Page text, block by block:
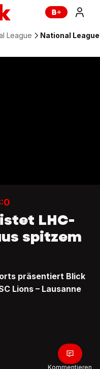
League National
LHC-
spitzem
präsentiert Blick
Lions – Lausanne
Kommentieren